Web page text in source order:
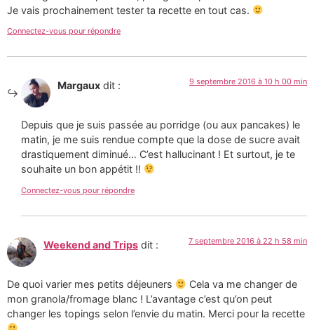
Je vais prochainement tester ta recette en tout cas.
Connectez-vous pour répondre
Margaux dit : 9 septembre 2016 à 10 h 00 min
Depuis que je suis passée au porridge (ou aux pancakes) le
matin, je me suis rendue compte que la dose de sucre avait
drastiquement diminué… C’est hallucinant ! Et surtout, je te
souhaite un bon appétit !!
Connectez-vous pour répondre
Weekend and Trips dit : 7 septembre 2016 à 22 h 58 min
De quoi varier mes petits déjeuners
Cela va me changer de
mon granola/fromage blanc ! L’avantage c’est qu’on peut
changer les topings selon l’envie du matin. Merci pour la recette